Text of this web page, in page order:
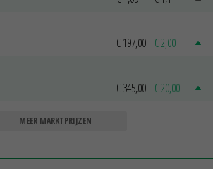
€ 197,00 € 2,00
€ 345,00 € 20,00
MEER MARKTPRIJZEN